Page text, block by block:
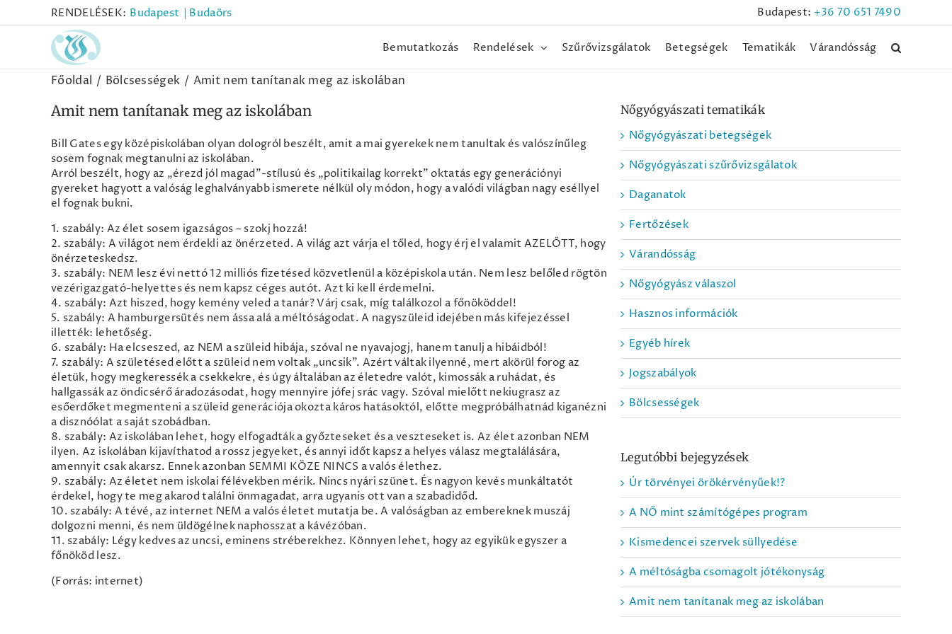
RENDELÉSEK: Budapest | Budaörs Budapest: +36 70 651 7490
Bemutatkozás Rendelések Szűrővizsgálatok Betegségek Tematikák Várandósság
Főoldal Bölcsességek Amit nem tanítanak meg az iskolában
Amit nem tanítanak meg az iskolában
Bill Gates egy középiskolában olyan dologról beszélt, amit a mai gyerekek nem tanultak és valószínűleg
sosem fognak megtanulni az iskolában.
Arról beszélt, hogy az „érezd jól magad”-stílusú és „politikailag korrekt” oktatás egy generációnyi
gyereket hagyott a valóság leghalványabb ismerete nélkül oly módon, hogy a valódi világban nagy eséllyel
el fognak bukni.
1. szabály: Az élet sosem igazságos – szokj hozzá!
2. szabály: A világot nem érdekli az önérzeted. A világ azt várja el tőled, hogy érj el valamit AZELŐTT, hogy
önérzeteskedsz.
3. szabály: NEM lesz évi nettó 12 milliós fizetésed közvetlenül a középiskola után. Nem lesz belőled rögtön
vezérigazgató-helyettes és nem kapsz céges autót. Azt ki kell érdemelni.
4. szabály: Azt hiszed, hogy kemény veled a tanár? Várj csak, míg találkozol a főnököddel!
5. szabály: A hamburgersütés nem ássa alá a méltóságodat. A nagyszüleid idejében más kifejezéssel
illették: lehetőség.
6. szabály: Ha elcseszed, az NEM a szüleid hibája, szóval ne nyavajogj, hanem tanulj a hibáidból!
7. szabály: A születésed előtt a szüleid nem voltak „uncsik”. Azért váltak ilyenné, mert akörül forog az
életük, hogy megkeressék a csekkekre, és úgy általában az életedre valót, kimossák a ruhádat, és
hallgassák az öndicsérő áradozásodat, hogy mennyire jófej srác vagy. Szóval mielőtt nekiugrasz az
esőerdőket megmenteni a szüleid generációja okozta káros hatásoktól, előtte megpróbálhatnád kiganézni
a disznóólat a saját szobádban.
8. szabály: Az iskolában lehet, hogy elfogadták a győzteseket és a veszteseket is. Az élet azonban NEM
ilyen. Az iskolában kijavíthatod a rossz jegyeket, és annyi időt kapsz a helyes válasz megtalálására,
amennyit csak akarsz. Ennek azonban SEMMI KÖZE NINCS a valós élethez.
9. szabály: Az életet nem iskolai félévekben mérik. Nincs nyári szünet. És nagyon kevés munkáltatót
érdekel, hogy te meg akarod találni önmagadat, arra ugyanis ott van a szabadidőd.
10. szabály: A tévé, az internet NEM a valós életet mutatja be. A valóságban az embereknek muszáj
dolgozni menni, és nem üldögélnek naphosszat a kávézóban.
11. szabály: Légy kedves az uncsi, eminens stréberekhez. Könnyen lehet, hogy az egyikük egyszer a
főnököd lesz.
(Forrás: internet)
Nőgyógyászati tematikák
Nőgyógyászati betegségek
Nőgyógyászati szűrővizsgálatok
Daganatok
Fertőzések
Várandósság
Nőgyógyász válaszol
Hasznos információk
Egyéb hírek
Jogszabályok
Bölcsességek
Legutóbbi bejegyzések
Úr törvényei örökérvényűek!?
A NŐ mint számítógépes program
Kismedencei szervek süllyedése
A méltóságba csomagolt jótékonyság
Amit nem tanítanak meg az iskolában